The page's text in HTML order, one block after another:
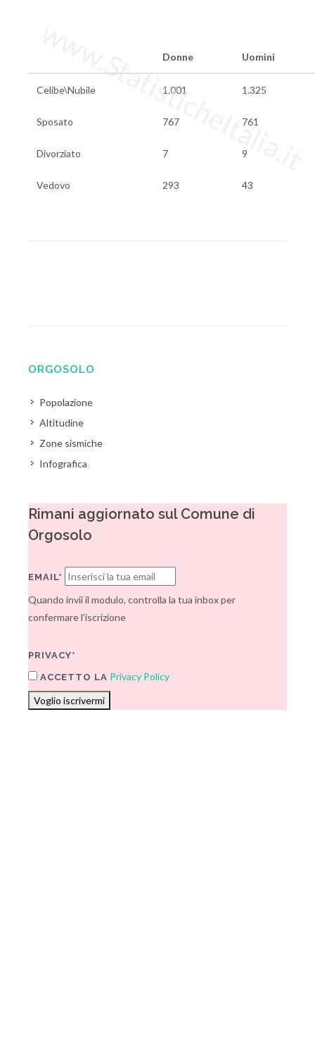
Donne Uomini
Celibe\Nubile 1.001 1.325
Sposato 767 761
Divorziato 7 9
Vedovo 293 43
www.StatisticheItalia.it
ORGOSOLO
Popolazione
Altitudine
Zone sismiche
Infografica
Rimani aggiornato sul Comune di
Orgosolo
EMAIL*
Quando invii il modulo, controlla la tua inbox per
confermare l'iscrizione
PRIVACY*
ACCETTO LA Privacy Policy
Voglio iscrivermi